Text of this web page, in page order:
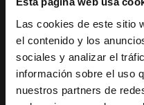
Las cookies de este sitio
el contenido y los
sociales y analizar el
información sobre el uso
nuestros partners de
Cera de Flor de
con una textura de
cada pestaña
impresionante